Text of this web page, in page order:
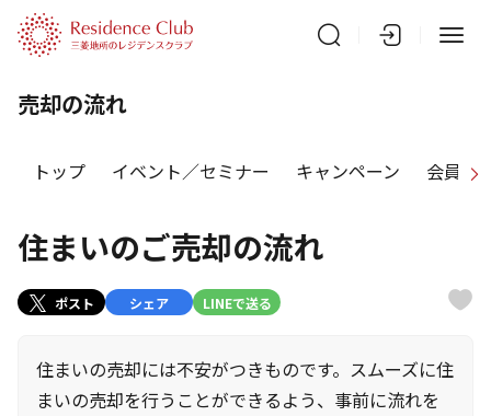
売却の流れ
トップ イベント／セミナー キャンペーン 会員特
住まいのご売却の流れ
ポスト シェア LINEで送る
住まいの売却には不安がつきものです。スムーズに住
まいの売却を行うことができるよう、事前に流れを